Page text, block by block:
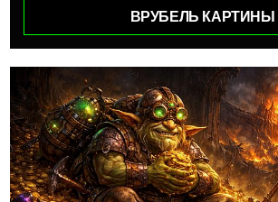
ВРУБЕЛЬ КАРТИНЫ